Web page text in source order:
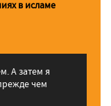
в исламе
А затем я
чем